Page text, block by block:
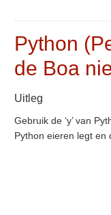
Python
de Boa
Uitleg
Gebruik de ‘y’ van
Python eieren legt en